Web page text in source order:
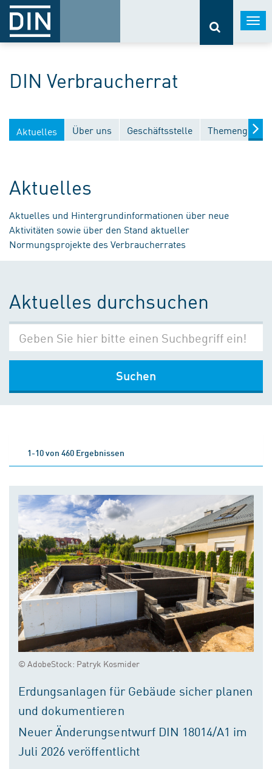
DIN Verbraucherrat
Aktuelles Über uns Geschäftsstelle
Aktuelles
Aktuelles und Hintergrundinformationen über neue
Aktivitäten sowie über den Stand aktueller
Normungsprojekte des Verbraucherrates
Aktuelles durchsuchen
Suchen
1-10 von 460 Ergebnissen
© AdobeStock: Patryk Kosmider
Erdungsanlagen für Gebäude sicher planen
und dokumentieren
Neuer Änderungsentwurf DIN 18014/A1 im
Juli 2026 veröffentlicht